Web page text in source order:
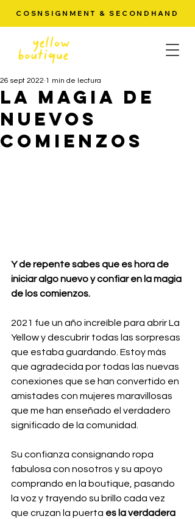
COSNSIGNMENT & SECONDHAND
LA MAGIA DE
NUEVOS
COMIENZOS
26 sept 2022 1 min de lectura
Y de repente sabes que es hora de
iniciar algo nuevo y confiar en la magia
de los comienzos.
2021 fue un año increíble para abrir La
Yellow y descubrir todas las sorpresas
que estaba guardando. Estoy más
que agradecida por todas las nuevas
conexiones que se han convertido en
amistades con mujeres maravillosas
que me han enseñado el verdadero
significado de la comunidad.
Su confianza consignando ropa
fabulosa con nosotros y su apoyo
comprando en la boutique, pasando
la voz y trayendo su brillo cada vez
que cruzan la puerta es la verdadera